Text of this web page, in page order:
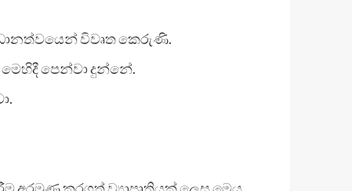
විවෘත කෙරුණි.
මෙහිදී පෙන්වා දුන්නේ.